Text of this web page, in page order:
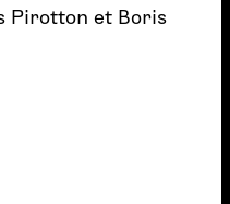
Pirotton et Boris